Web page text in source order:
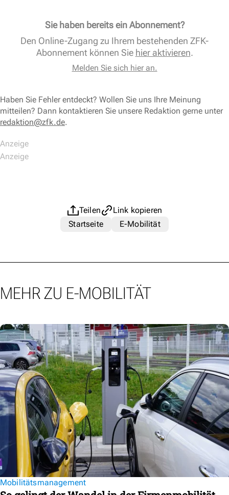
Sie haben bereits ein Abonnement?
Den Online-Zugang zu Ihrem bestehenden ZFK-
Abonnement können Sie hier aktivieren.
Melden Sie sich hier an.
Haben Sie Fehler entdeckt? Wollen Sie uns Ihre Meinung
mitteilen? Dann kontaktieren Sie unsere Redaktion gerne unter
redaktion@zfk.de.
Teilen
Link kopieren
Startseite
E-Mobilität
MEHR ZU E-MOBILITÄT
Mobilitätsmanagement